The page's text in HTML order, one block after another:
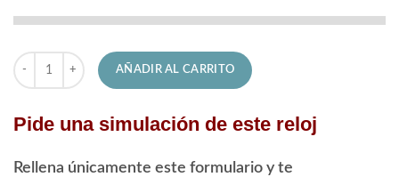
Reloj Festina de Hombre F20446/3 Classic cantidad
AÑADIR AL CARRITO
Pide una simulación de este reloj
Rellena únicamente este formulario y te